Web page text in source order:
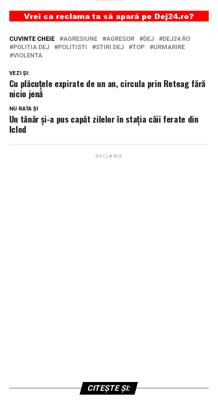
CUVINTE CHEIE AGRESIUNE AGRESOR DEJ
DEJ24.RO
POLITIA DEJ
POLITISTI STIRI DEJ TOP
URMARIRE
VIOLENTA
VEZI ȘI:
Cu plăcuțele expirate de un an, circula prin Reteag fără
nicio jenă
NU RATA ȘI
Un tânăr și-a pus capăt zilelor în stația căii ferate din
Iclod
RECLAMĂ
CITEȘTE ȘI: